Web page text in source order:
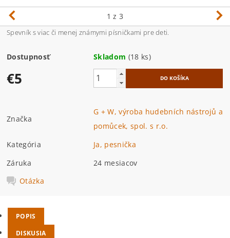
1 z 3
Spevník s viac či menej známymi písničkami pre deti.
Dostupnosť Skladom (18 ks)
€5
Značka
G + W, výroba hudebních nástrojů a
pomůcek, spol. s r.o.
Kategória
Ja, pesnička
Záruka
24 mesiacov
Otázka
POPIS
DISKUSIA